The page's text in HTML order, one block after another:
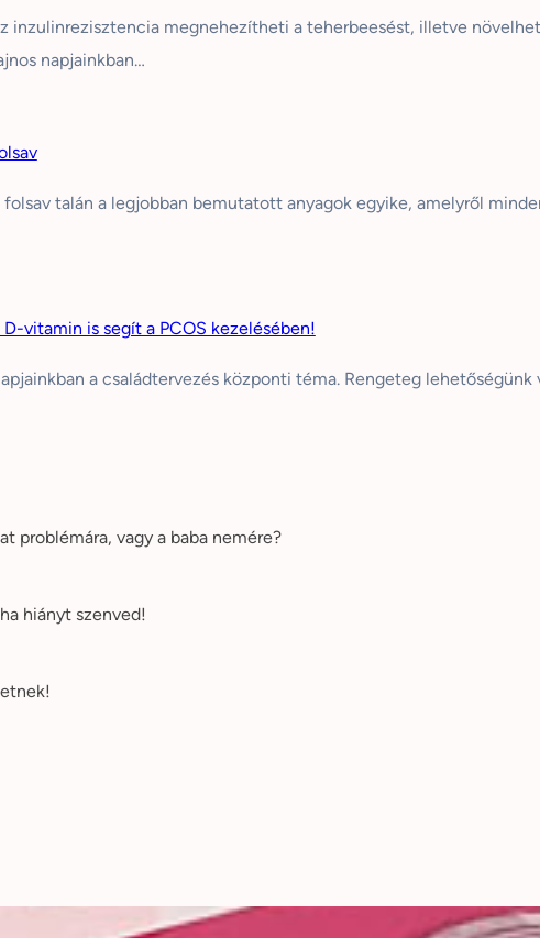
inzulinrezisztencia megnehezítheti a teherbeesést, illetve
napjainkban…
folsav talán a legjobban bemutatott anyagok egyike, amelyről
D-vitamin is segít a PCOS kezelésében!
a családtervezés központi téma. Rengeteg lehetőségünk
problémára, vagy a baba nemére?
hiányt szenved!